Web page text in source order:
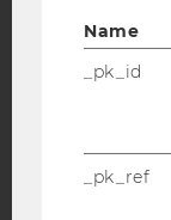
Name
_pk_id
_pk_ref